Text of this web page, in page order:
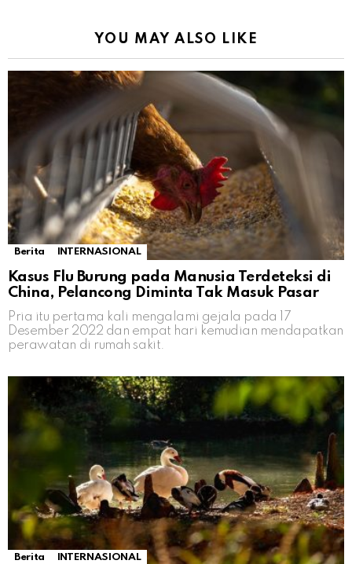
YOU MAY ALSO LIKE
Berita INTERNASIONAL
Kasus Flu Burung pada Manusia Terdeteksi di
China, Pelancong Diminta Tak Masuk Pasar
Pria itu pertama kali mengalami gejala pada 17
Desember 2022 dan empat hari kemudian mendapatkan
perawatan di rumah sakit.
Berita INTERNASIONAL